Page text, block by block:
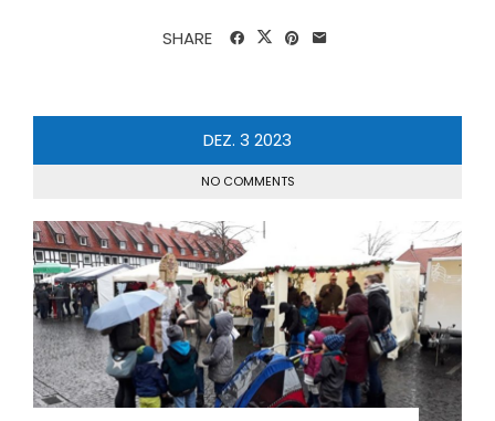
SHARE
DEZ. 3 2023
NO COMMENTS